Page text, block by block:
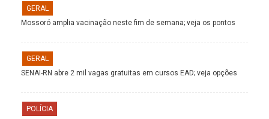
GERAL
Mossoró amplia vacinação neste fim de semana; veja os pontos
GERAL
SENAI-RN abre 2 mil vagas gratuitas em cursos EAD; veja opções
POLÍCIA